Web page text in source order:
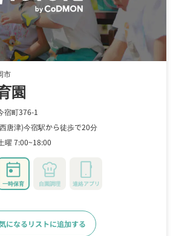
市
園
宿町376-1
唐津)今宿駅から徒歩で20分
曜 7:00~18:00
一時保育 自園調理 連絡アプリ
になるリストに追加する